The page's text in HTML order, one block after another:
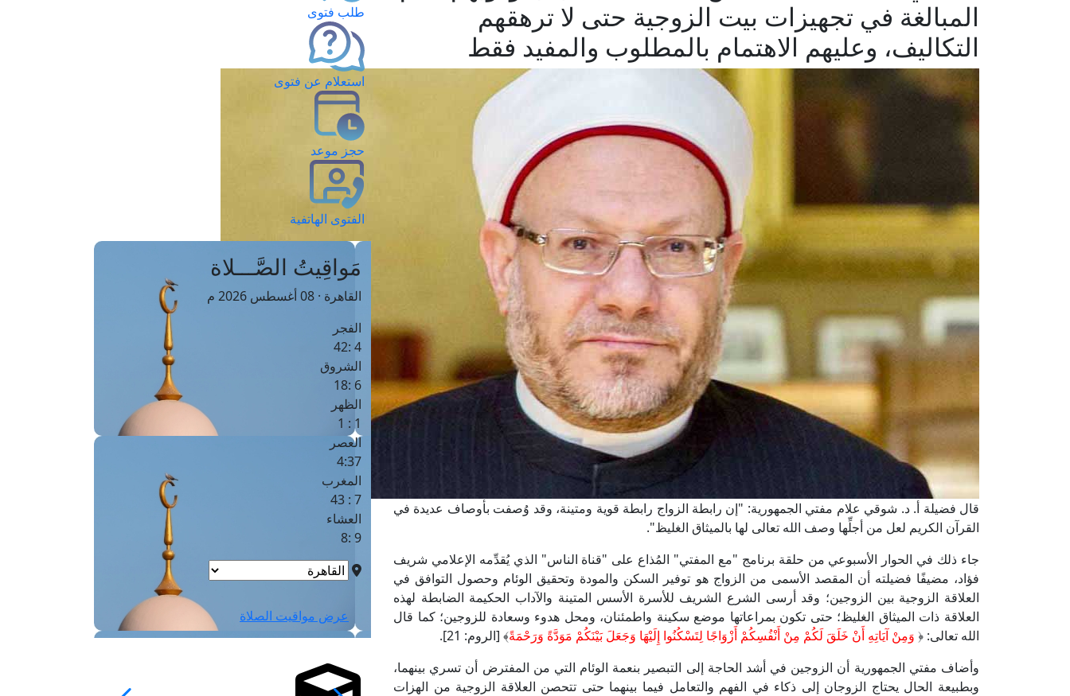
المبالغة في تجهيزات بيت الزوجية حتى لا ترهقهم
التكاليف، وعليهم الاهتمام بالمطلوب والمفيد فقط
قال فضيلة أ. د. شوقي علام مفتي الجمهورية: "إن رابطة الزواج رابطة قوية ومتينة، وقد وُصفت بأوصاف عديدة في
القرآن الكريم لعل من أجلِّها وصف الله تعالى لها بالميثاق الغليظ".
جاء ذلك في الحوار الأسبوعي من حلقة برنامج "مع المفتي" المُذاع على "قناة الناس" الذي يُقدِّمه الإعلامي شريف
فؤاد، مضيفًا فضيلته أن المقصد الأسمى من الزواج هو توفير السكن والمودة وتحقيق الوئام وحصول التوافق في
العلاقة الزوجية بين الزوجين؛ وقد أرسى الشرع الشريف للأسرة الأسس المتينة والآداب الحكيمة الضابطة لهذه
العلاقة ذات الميثاق الغليظ؛ حتى تكون بمراعاتها موضع سكينة واطمئنان، ومحل هدوء وسعادة للزوجين؛ كما قال
الله تعالى: ﴿ وَمِنْ آيَاتِهِ أَنْ خَلَقَ لَكُمْ مِنْ أَنْفُسِكُمْ أَزْوَاجًا لِتَسْكُنُوا إِلَيْهَا وَجَعَلَ بَيْنَكُمْ مَوَدَّةً وَرَحْمَةً﴾ [الروم: 21].
وأضاف مفتي الجمهورية أن الزوجين في أشد الحاجة إلى التبصير بنعمة الوئام التي من المفترض أن تسري بينهما،
وبطبيعة الحال يحتاج الزوجان إلى ذكاء في الفهم والتعامل فيما بينهما حتى تتحصن العلاقة الزوجية من الهزات
طلب فتوى
استعلام عن فتوى
حجز موعد
الفتوى الهاتفية
مَواقِيتُ الصَّـــلاة
القاهرة · 08 أغسطس 2026 م
الفجر
4 :42
الشروق
6 :18
الظهر
1 : 1
العصر
4:37
المغرب
7 : 43
العشاء
9 :8
عرض مواقيت الصلاة